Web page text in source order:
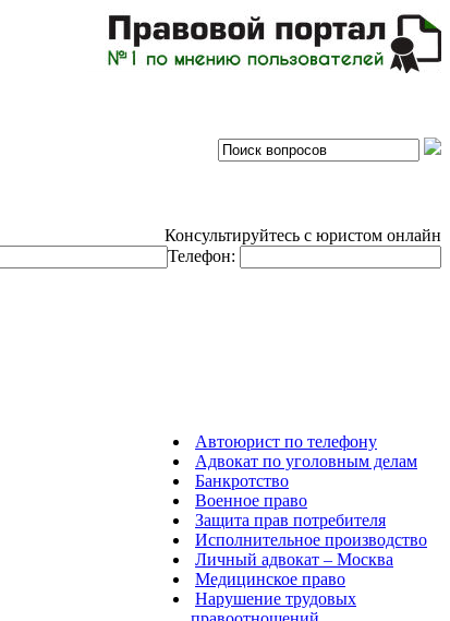
Консультируйтесь с юристом онлайн
Телефон:
Автоюрист по телефону
Адвокат по уголовным делам
Банкротство
Военное право
Защита прав потребителя
Исполнительное производство
Личный адвокат – Москва
Медицинское право
Нарушение трудовых